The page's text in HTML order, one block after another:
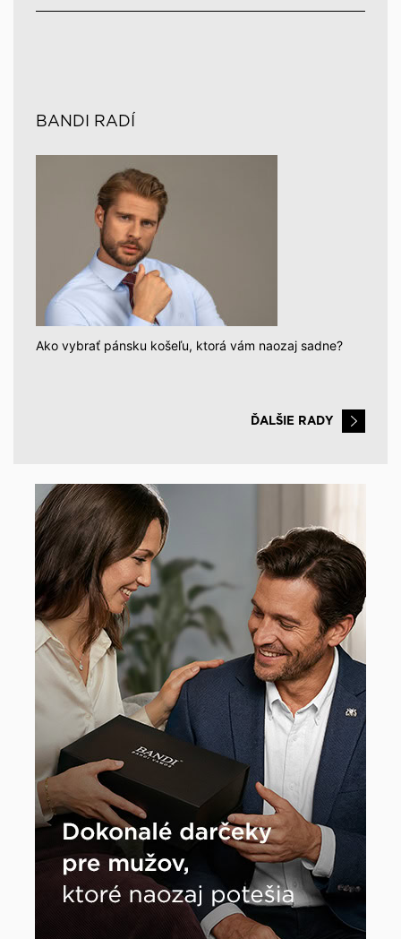
BANDI RADÍ
Ako vybrať pánsku košeľu, ktorá vám naozaj sadne?
ĎALŠIE RADY